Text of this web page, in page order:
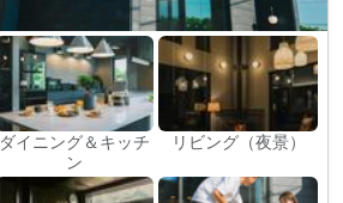
ダイニング＆キッチ
ン
リビング（夜景）